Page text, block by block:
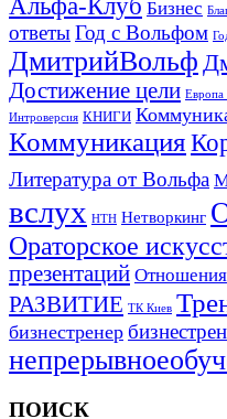
Альфа-Клуб Бизнес
ответыГод с Вольфом
ДмитрийВольф
Достижение цели
Интроверсия КНИГИ
Коммуникация
Литература от Вольфа
вслух НТН Нетворкинг
Ораторское
презентаций Отношения
РАЗВИТИЕ ТК Киев
бизнестренер
ПОИСК